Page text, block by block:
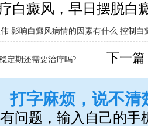
白癜风，早日摆脱白
影响白癜风病情的因素有什么 控制白
定期还需要治疗吗? 下一篇
打字麻烦，说不清
问题，输入自己的手